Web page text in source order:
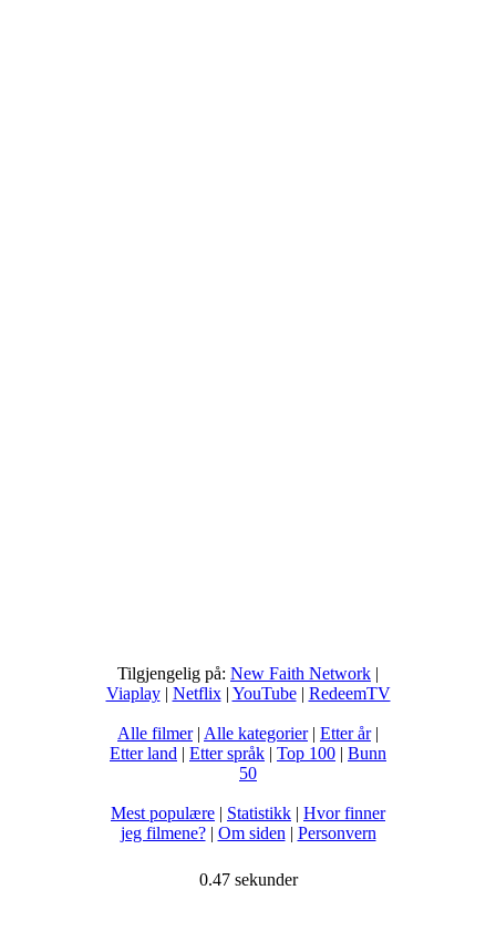
Tilgjengelig på: New Faith Network |
Viaplay| Netflix| YouTube| RedeemTV
Alle filmer| Alle kategorier| Etter år|
Etter land | Etter språk | Top 100 | Bunn
50
Mest populære | Statistikk | Hvor finner
jeg filmene?| Om siden| Personvern
0.47 sekunder